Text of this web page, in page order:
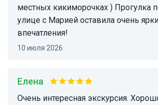
местных кикиморочках ) Прогулка
улице с Марией оставила очень
впечатления!
10 июля 2026
Елена
Очень интересная экскурсия. Хорошо